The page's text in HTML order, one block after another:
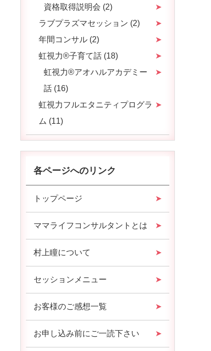
資格取得説明会 (2)
ラブプラズマセッション (2)
年間コンサル (2)
虹視力®️子育て話 (18)
虹視力®️アオハルアカデミー
話 (16)
虹視力フルエタニティプログラ
ム (11)
各ページへのリンク
トップページ
ママライフコンサルタントとは
村上瞳について
セッションメニュー
お客様のご感想一覧
お申し込み前にご一読下さい